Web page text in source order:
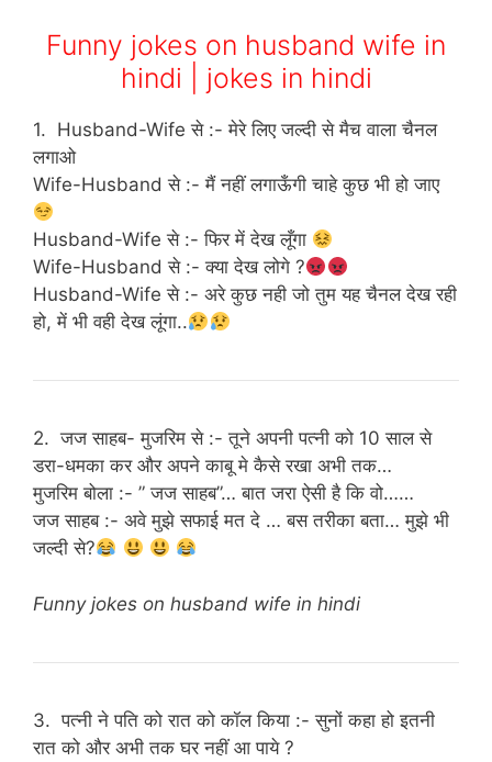
Funny jokes on husband wife in
hindi | jokes in hindi
1. Husband-Wife से :- मेरे लिए जल्दी से मैच वाला चैनल
लगाओ
Wife-Husband से :- मैं नहीं लगाऊँगी चाहे कुछ भी हो जाए
Husband-Wife से :- फिर में देख लूँगा
Wife-Husband से :- क्या देख लोगे ?
Husband-Wife से :- अरे कुछ नही जो तुम यह चैनल देख रही
हो, में भी वही देख लूंगा..
2. जज साहब- मुजरिम से :- तूने अपनी पत्नी को 10 साल से
डरा-धमका कर और अपने काबू मे कैसे रखा अभी तक…
मुजरिम बोला :- ” जज साहब”… बात जरा ऐसी है कि वो……
जज साहब :- अवे मुझे सफाई मत दे … बस तरीका बता… मुझे भी
जल्दी से?
Funny jokes on husband wife in hindi
3. पत्नी ने पति को रात को कॉल किया :- सुनों कहा हो इतनी
रात को और अभी तक घर नहीं आ पाये ?